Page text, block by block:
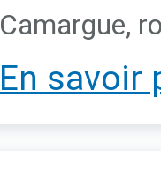
Camargue,
En savoir